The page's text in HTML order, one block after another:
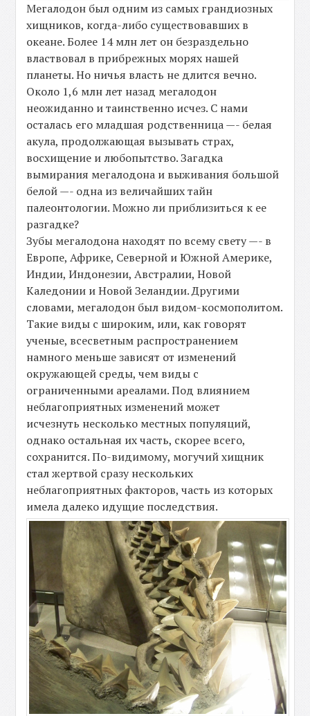
Мегалодон был одним из самых грандиозных
хищников, когда-либо существовавших в
океане. Более 14 млн лет он безраздельно
властвовал в прибрежных морях нашей
планеты. Но ничья власть не длится вечно.
Около 1,6 млн лет назад мегалодон
неожиданно и таинственно исчез. С нами
осталась его младшая родственница —- белая
акула, продолжающая вызывать страх,
восхищение и любопытство. Загадка
вымирания мегалодона и выживания большой
белой —- одна из величайших тайн
палеонтологии. Можно ли приблизиться к ее
разгадке?
Зубы мегалодона находят по всему свету —- в
Европе, Африке, Северной и Южной Америке,
Индии, Индонезии, Австралии, Новой
Каледонии и Новой Зеландии. Другими
словами, мегалодон был видом-космополитом.
Такие виды с широким, или, как говорят
ученые, всесветным распространением
намного меньше зависят от изменений
окружающей среды, чем виды с
ограниченными ареалами. Под влиянием
неблагоприятных изменений может
исчезнуть несколько местных популяций,
однако остальная их часть, скорее всего,
сохранится. По-видимому, могучий хищник
стал жертвой сразу нескольких
неблагоприятных факторов, часть из которых
имела далеко идущие последствия.